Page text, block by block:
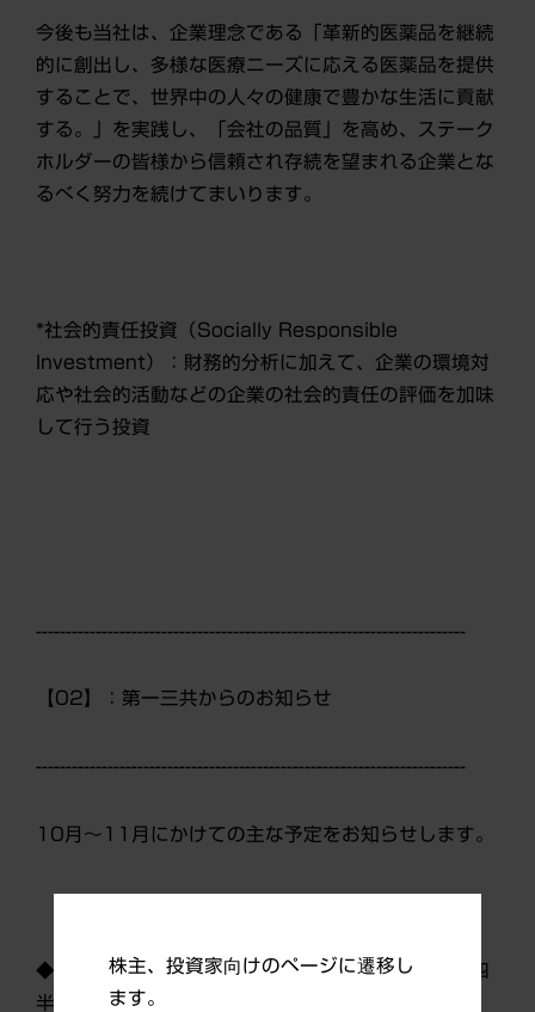
今後も当社は、企業理念である「革新的医薬品を継続
的に創出し、多様な医療ニーズに応える医薬品を提供
することで、世界中の人々の健康で豊かな生活に貢献
する。」を実践し、「会社の品質」を高め、ステーク
ホルダーの皆様から信頼され存続を望まれる企業とな
るべく努力を続けてまいります。
*社会的責任投資（Socially Responsible
Investment）：財務的分析に加えて、企業の環境対
応や社会的活動などの企業の社会的責任の評価を加味
して行う投資
------------------------------------------------------------------------
【02】：第一三共からのお知らせ
------------------------------------------------------------------------
10月～11月にかけての主な予定をお知らせします。
◆10月29日（火） ランバクシー 2013年第3四
半期（1～9月）決算発表
株主、投資家向けのページに遷移し
ます。